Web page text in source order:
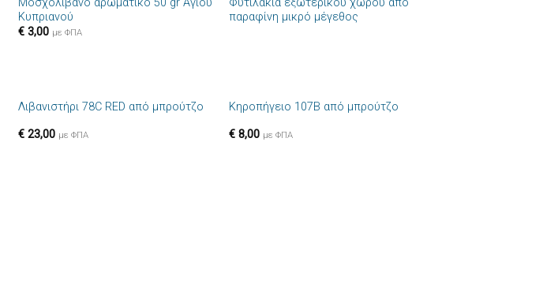
Κυπριανού
€ 3,00 με ΦΠΑ
παραφίνη μικρό μέγεθος
Πρόσθήκη
Λιβανιστήρι 78C RED από μπρούτζο
€ 23,00 με ΦΠΑ
Πρόσθήκη
Κηροπήγειο 107B από μπρούτζο
€8,00 με ΦΠΑ